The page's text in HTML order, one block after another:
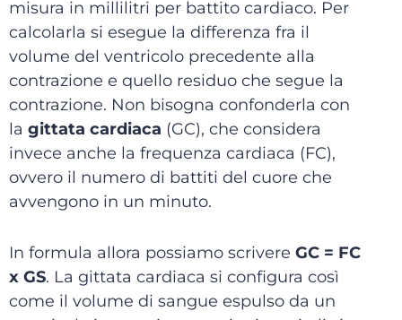
misura in millilitri per battito cardiaco. Per
calcolarla si esegue la differenza fra il
volume del ventricolo precedente alla
contrazione e quello residuo che segue la
contrazione. Non bisogna confonderla con
la gittata cardiaca (GC), che considera
invece anche la frequenza cardiaca (FC),
ovvero il numero di battiti del cuore che
avvengono in un minuto.
In formula allora possiamo scrivere GC = FC
x GS. La gittata cardiaca si configura così
come il volume di sangue espulso da un